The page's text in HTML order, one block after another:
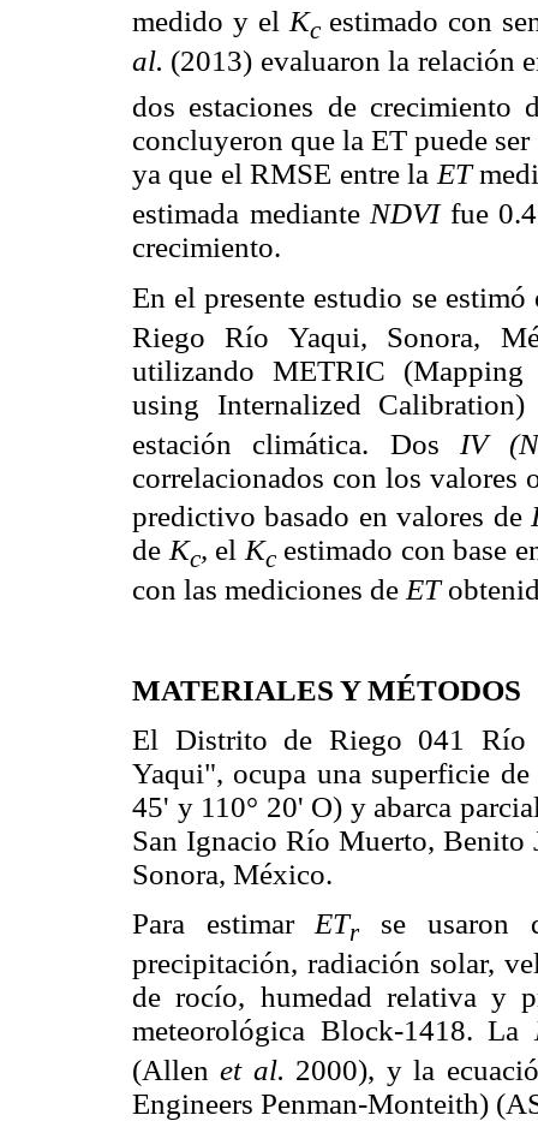
medido y el Kcestimado con
al. (2013) evaluaron la relación
dos estaciones de
concluyeron que la ET puede
ya que el RMSE entre la ET
estimada medianteNDVIfue
crecimiento.
En el presente estudio se
Riego Río Yaqui, Sonora,
utilizando METRIC
using Internalized
estación climática. Dos IV
correlacionados con los valores
predictivo basado en valores de
deKc, elKcestimado con base
con las mediciones de ET
MATERIALES Y MÉTODOS
El Distrito de Riego 041 Río
Yaqui", ocupa una superficie
45' y 110° 20' O) y abarca
San Ignacio Río Muerto, Benito
Sonora, México.
Para estimar ETrse usaron
precipitación, radiación solar,
de rocío, humedad relativa y
meteorológica Block-1418. La
(Allenet al. 2000), y la
Engineers Penman-Monteith)